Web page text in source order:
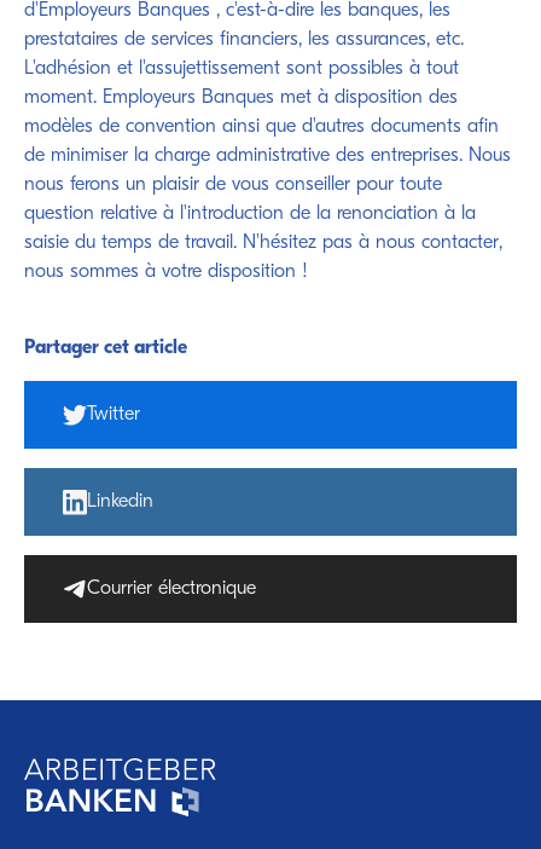
d'Employeurs Banques , c'est-à-dire les banques, les
prestataires de services financiers, les assurances, etc.
L'adhésion et l'assujettissement sont possibles à tout
moment. Employeurs Banques met à disposition des
modèles de convention ainsi que d'autres documents afin
de minimiser la charge administrative des entreprises. Nous
nous ferons un plaisir de vous conseiller pour toute
question relative à l'introduction de la renonciation à la
saisie du temps de travail. N'hésitez pas à nous contacter,
nous sommes à votre disposition !
Partager cet article
Twitter
Linkedin
Courrier électronique